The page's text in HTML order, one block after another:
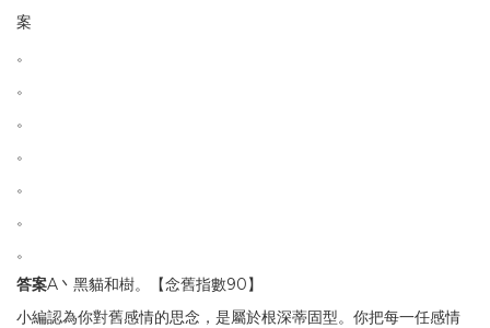
案
。
。
。
。
。
。
。
答案A丶黑貓和樹。【念舊指數90】
小編認為你對舊感情的思念，是屬於根深蒂固型。你把每一任感情